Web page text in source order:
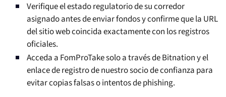
Verifique el estado regulatorio de su corredor
asignado antes de enviar fondos y confirme que la URL
del sitio web coincida exactamente con los registros
oficiales.
Acceda a FomProTake solo a través de Bitnation y el
enlace de registro de nuestro socio de confianza para
evitar copias falsas o intentos de phishing.